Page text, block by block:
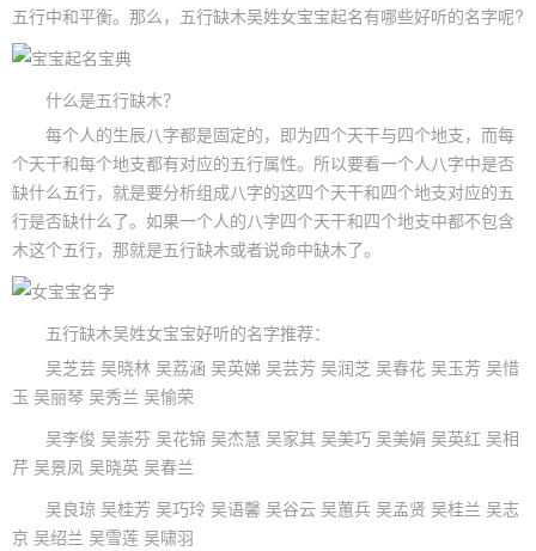
五行中和平衡。那么，五行缺木吴姓女宝宝起名有哪些好听的名字呢?
什么是五行缺木？
每个人的生辰八字都是固定的，即为四个天干与四个地支，而每
个天干和每个地支都有对应的五行属性。所以要看一个人八字中是否
缺什么五行，就是要分析组成八字的这四个天干和四个地支对应的五
行是否缺什么了。如果一个人的八字四个天干和四个地支中都不包含
木这个五行，那就是五行缺木或者说命中缺木了。
五行缺木吴姓女宝宝好听的名字推荐：
吴芝芸 吴晓林 吴荔涵 吴英娣 吴芸芳 吴润芝 吴春花 吴玉芳 吴惜
玉 吴丽琴 吴秀兰 吴愉荣
吴李俊 吴崇芬 吴花锦 吴杰慧 吴家其 吴美巧 吴美娟 吴英红 吴相
芹 吴景凤 吴晓英 吴春兰
吴良琼 吴桂芳 吴巧玲 吴语馨 吴谷云 吴蕙兵 吴孟贤 吴桂兰 吴志
京 吴绍兰 吴雪莲 吴啸羽